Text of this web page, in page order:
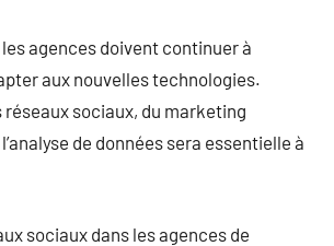
agences doivent continuer à
aux nouvelles technologies.
réseaux sociaux, du marketing
de données sera essentielle à
sociaux dans les agences de